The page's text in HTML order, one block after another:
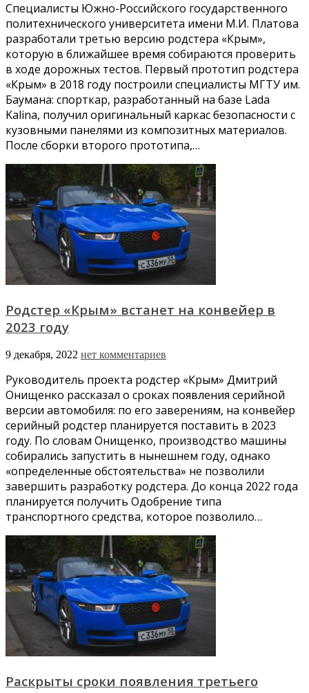
Специалисты Южно-Российского государственного
политехнического университета имени М.И. Платова
разработали третью версию родстера «Крым»,
которую в ближайшее время собираются проверить
в ходе дорожных тестов. Первый прототип родстера
«Крым» в 2018 году построили специалисты МГТУ им.
Баумана: спорткар, разработанный на базе Lada
Kalina, получил оригинальный каркас безопасности с
кузовными панелями из композитных материалов.
После сборки второго прототипа,…
Родстер «Крым» встанет на конвейер в
2023 году
9 декабря, 2022 нет комментариев
Руководитель проекта родстер «Крым» Дмитрий
Онищенко рассказал о сроках появления серийной
версии автомобиля: по его заверениям, на конвейер
серийный родстер планируется поставить в 2023
году. По словам Онищенко, производство машины
собирались запустить в нынешнем году, однако
«определенные обстоятельства» не позволили
завершить разработку родстера. До конца 2022 года
планируется получить Одобрение типа
транспортного средства, которое позволило…
Раскрыты сроки появления третьего